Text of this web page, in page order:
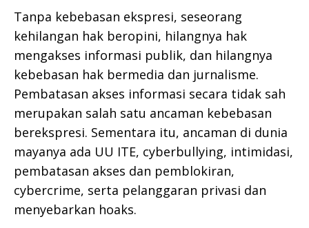
Tanpa kebebasan ekspresi, seseorang
kehilangan hak beropini, hilangnya hak
mengakses informasi publik, dan hilangnya
kebebasan hak bermedia dan jurnalisme.
Pembatasan akses informasi secara tidak sah
merupakan salah satu ancaman kebebasan
berekspresi. Sementara itu, ancaman di dunia
mayanya ada UU ITE, cyberbullying, intimidasi,
pembatasan akses dan pemblokiran,
cybercrime, serta pelanggaran privasi dan
menyebarkan hoaks.